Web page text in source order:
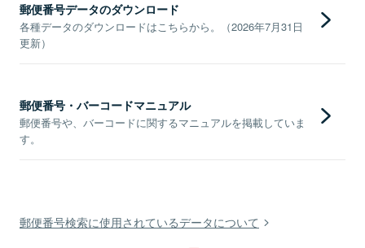
郵便番号データのダウンロード
各種データのダウンロードはこちらから。（2026年7月31日
更新）
郵便番号・バーコードマニュアル
郵便番号や、バーコードに関するマニュアルを掲載していま
す。
郵便番号検索に使用されているデータについて